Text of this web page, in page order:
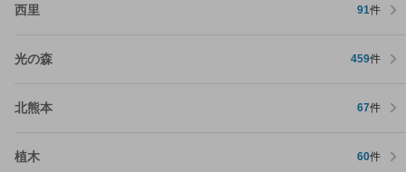
西里 91件
光の森 459件
北熊本 67件
植木 60件